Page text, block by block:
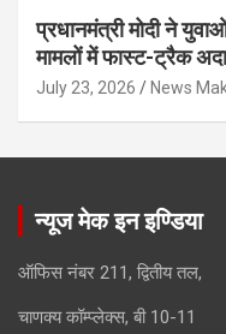
प्रधानमंत्री मोदी ने
मामलों में फास्ट-ट्रैक
July 23, 2026 News
न्यूज मेक इन इण्डिया
ऑफिस नंबर 211, द्वितीय तल,
चाणक्य कॉम्प्लेक्स, बी 10-11